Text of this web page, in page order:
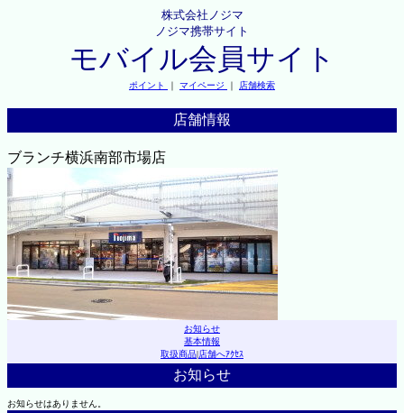
株式会社ノジマ
ノジマ携帯サイト
モバイル会員サイト
ポイント ｜ マイページ ｜ 店舗検索
店舗情報
ブランチ横浜南部市場店
お知らせ
基本情報
取扱商品|店舗へｱｸｾｽ
お知らせ
お知らせはありません。